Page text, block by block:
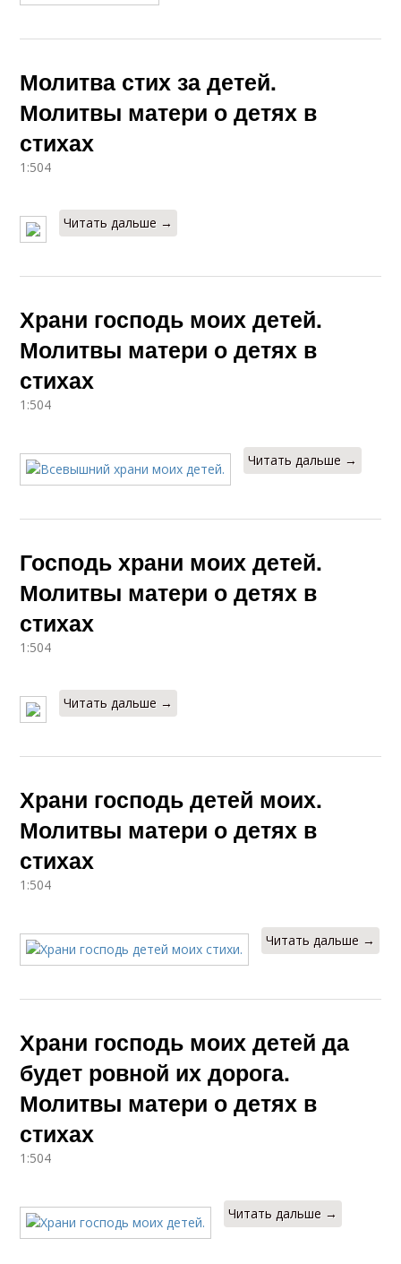
Молитва стих за детей.
Молитвы матери о детях в
стихах
1:504
Читать дальше →
Храни господь моих детей.
Молитвы матери о детях в
стихах
1:504
Читать дальше →
Господь храни моих детей.
Молитвы матери о детях в
стихах
1:504
Читать дальше →
Храни господь детей моих.
Молитвы матери о детях в
стихах
1:504
Читать дальше →
Храни господь моих детей да
будет ровной их дорога.
Молитвы матери о детях в
стихах
1:504
Читать дальше →